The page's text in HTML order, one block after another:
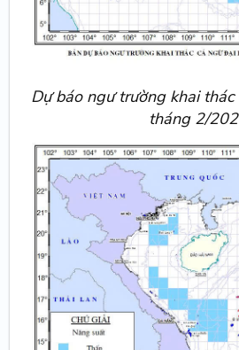
Dự báo ngư trường khai
tháng 2/